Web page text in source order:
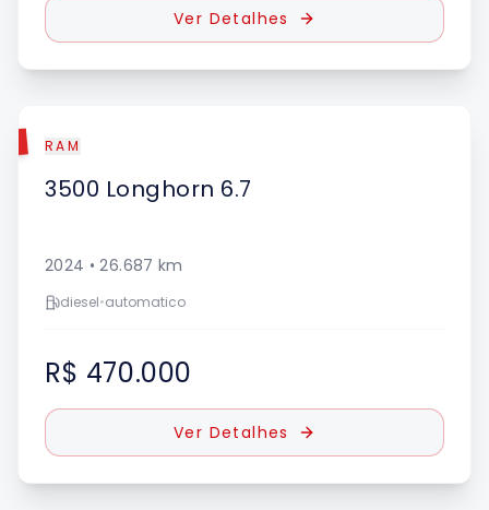
Ver Detalhes
RAM
3500 Longhorn 6.7
2024 •26.687 km
diesel•automatico
R$ 470.000
Ver Detalhes